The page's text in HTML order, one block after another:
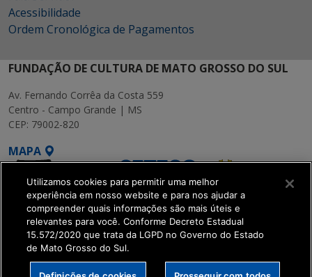
Acessibilidade
Ordem Cronológica de Pagamentos
FUNDAÇÃO DE CULTURA DE MATO GROSSO DO SUL
Av. Fernando Corrêa da Costa 559
Centro - Campo Grande | MS
CEP: 79002-820
MAPA
SETDIG | Secretaria-
Executiva de
Transformação Digital
Utilizamos cookies para permitir uma melhor
experiência em nosso website e para nos ajudar a
compreender quais informações são mais úteis e
relevantes para você. Conforme Decreto Estadual
15.572/2020 que trata da LGPD no Governo do Estado
de Mato Grosso do Sul.